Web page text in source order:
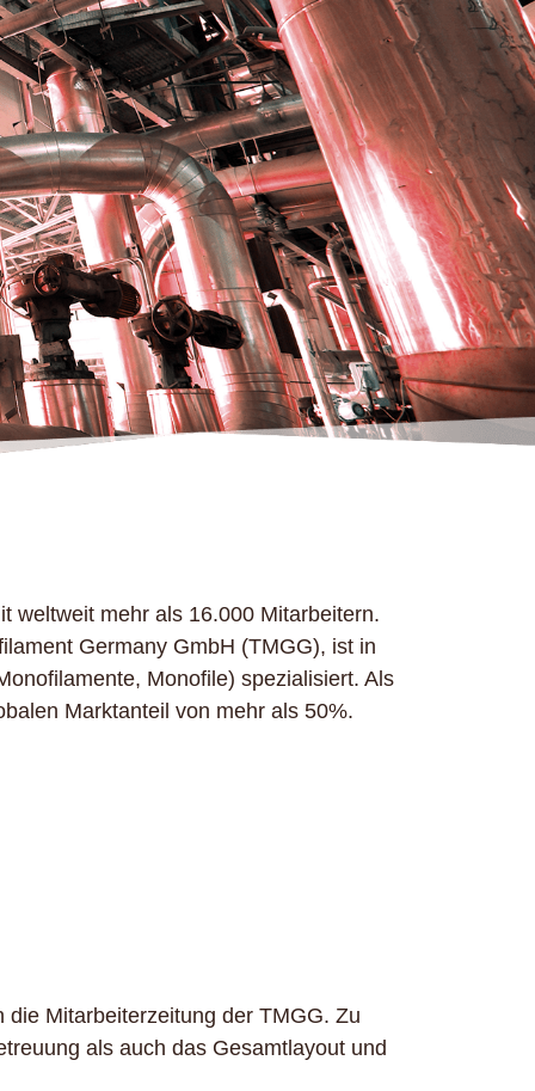
weltweit mehr als 16.000 Mitarbeitern.
Germany GmbH (TMGG), ist in
Monofile) spezialisiert. Als
Marktanteil von mehr als 50%.
Mitarbeiterzeitung der TMGG. Zu
als auch das Gesamtlayout und